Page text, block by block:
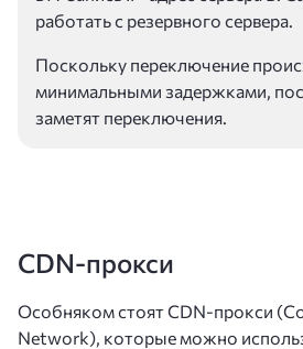
работать с резервного сервера.
Поскольку переключение
минимальными задержками,
заметят переключения.
CDN-прокси
Особняком стоят CDN-прокси
Network), которые можно